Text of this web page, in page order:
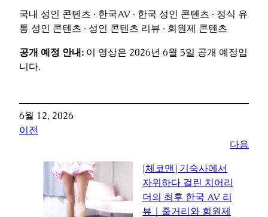
국내 성인 콘텐츠 · 한국AV · 한국 성인 콘텐츠 · 정식 유
통 성인 콘텐츠 · 성인 콘텐츠 리뷰 · 회원제 콘텐츠
공개 예정 안내: 이 영상은 2026년 6월 5일 공개 예정입
니다.
6월 12, 2026
이전
다음
[체코맨] 기숙사에서
자위하다 걸린 치어리
더의 최후 한국 AV 리
뷰｜줄거리와 회원제